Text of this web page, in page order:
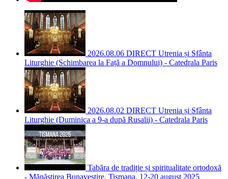
2026.08.06 DIRECT Utrenia și Sfânta
Liturghie (Schimbarea la Față a Domnului) - Catedrala Paris
2026.08.02 DIRECT Utrenia și Sfânta
Liturghie (Duminica a 9-a după Rusalii) - Catedrala Paris
Tabăra de tradiție și spiritualitate ortodoxă
- Mănăstirea Bunavestire, Tismana, 12-20 august 2025